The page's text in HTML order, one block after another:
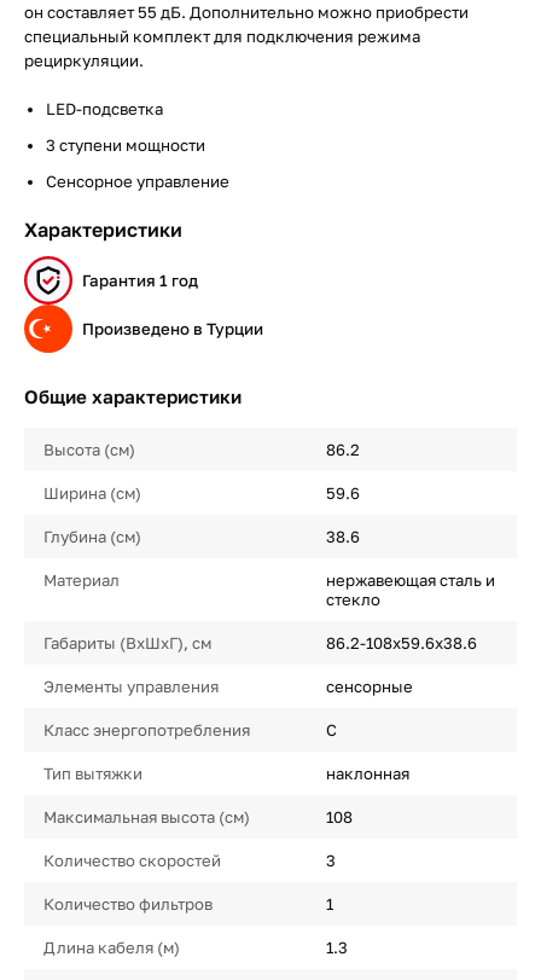
он составляет 55 дБ. Дополнительно можно приобрести
специальный комплект для подключения режима
рециркуляции.
LED-подсветка
3 ступени мощности
Сенсорное управление
Характеристики
Гарантия 1 год
Произведено в Турции
Общие характеристики
Высота (см) 86.2
Ширина (см) 59.6
Глубина (см) 38.6
Материал
нержавеющая сталь и
стекло
Габариты (ВхШхГ), см 86.2-108x59.6x38.6
Элементы управления сенсорные
Класс энергопотребления C
Тип вытяжки наклонная
Максимальная высота (см) 108
Количество скоростей 3
Количество фильтров 1
Длина кабеля (м) 1.3